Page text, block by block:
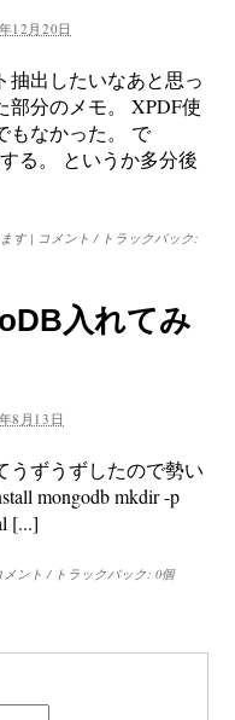
12月20日
抽出したいなあと思っ
部分のメモ。 XPDF使
もなかった。 で
る。 というか多分後
す | コメント / トラックバック:
入れてみ
8月13日
うずうずしたので勢い
mongodb mkdir -p
[...]
メント / トラックバック: 0個